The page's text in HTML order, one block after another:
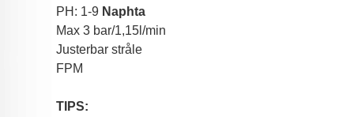
PH: 1-9 Naphta
Max 3 bar/1,15l/min
Justerbar stråle
FPM
TIPS: